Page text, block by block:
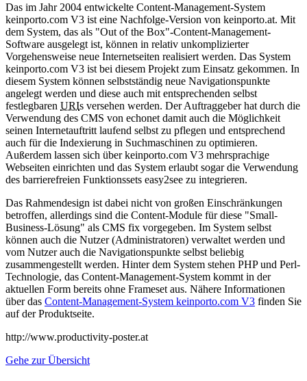
Das im Jahr 2004 entwickelte Content-Management-System
keinporto.com V3 ist eine Nachfolge-Version von keinporto.at. Mit
dem System, das als "Out of the Box"-Content-Management-
Software ausgelegt ist, können in relativ unkomplizierter
Vorgehensweise neue Internetseiten realisiert werden. Das System
keinporto.com V3 ist bei diesem Projekt zum Einsatz gekommen. In
diesem System können selbstständig neue Navigationspunkte
angelegt werden und diese auch mit entsprechenden selbst
festlegbaren URIs versehen werden. Der Auftraggeber hat durch die
Verwendung des CMS von echonet damit auch die Möglichkeit
seinen Internetauftritt laufend selbst zu pflegen und entsprechend
auch für die Indexierung in Suchmaschinen zu optimieren.
Außerdem lassen sich über keinporto.com V3 mehrsprachige
Webseiten einrichten und das System erlaubt sogar die Verwendung
des barrierefreien Funktionssets easy2see zu integrieren.
Das Rahmendesign ist dabei nicht von großen Einschränkungen
betroffen, allerdings sind die Content-Module für diese "Small-
Business-Lösung" als CMS fix vorgegeben. Im System selbst
können auch die Nutzer (Administratoren) verwaltet werden und
vom Nutzer auch die Navigationspunkte selbst beliebig
zusammengestellt werden. Hinter dem System stehen PHP und Perl-
Technologie, das Content-Management-System kommt in der
aktuellen Form bereits ohne Frameset aus. Nähere Informationen
über das Content-Management-System keinporto.com V3 finden Sie
auf der Produktseite.
http://www.productivity-poster.at
Gehe zur Übersicht